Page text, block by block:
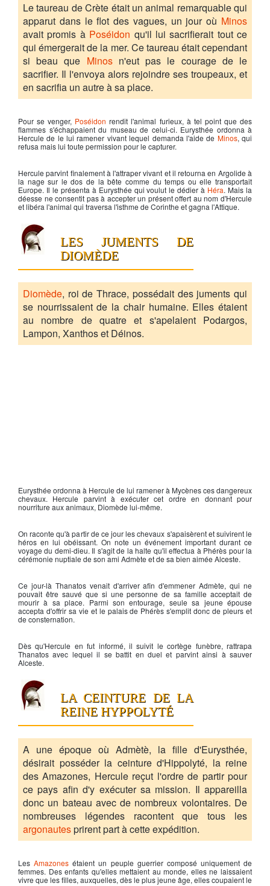
Le taureau de Crète était un animal remarquable qui
apparut dans le flot des vagues, un jour où Minos
avait promis à Poséidon qu'il lui sacrifierait tout ce
qui émergerait de la mer. Ce taureau était cependant
si beau que Minosn'eut pas le courage de le
sacrifier. Il l'envoya alors rejoindre ses troupeaux, et
en sacrifia un autre à sa place.
Pour se venger, Poséidon rendit l'animal furieux, à tel point que des
flammes s'échappaient du museau de celui-ci. Eurysthée ordonna à
Hercule de le lui ramener vivant lequel demanda l'aide de Minos, qui
refusa mais lui toute permission pour le capturer.
Hercule parvint finalement à l'attraper vivant et il retourna en Argolide à
la nage sur le dos de la bête comme du temps ou elle transportait
Europe. Il le présenta à Eurysthée qui voulut le dédier à Héra. Mais la
déesse ne consentit pas à accepter un présent offert au nom d'Hercule
et libéra l'animal qui traversa l'isthme de Corinthe et gagna l'Attique.
LES JUMENTS DE
DIOMÈDE
Diomède, roi de Thrace, possédait des juments qui
se nourrissaient de la chair humaine. Elles étaient
au nombre de quatre et s'apelaient Podargos,
Lampon, Xanthos et Déinos.
Eurysthée ordonna à Hercule de lui ramener à Mycènes ces dangereux
chevaux. Hercule parvint à exécuter cet ordre en donnant pour
nourriture aux animaux, Diomède lui-même.
On raconte qu'à partir de ce jour les chevaux s'apaisèrent et suivirent le
héros en lui obéissant. On note un événement important durant ce
voyage du demi-dieu. Il s'agit de la halte qu'il effectua à Phérès pour la
cérémonie nuptiale de son ami Admète et de sa bien aimée Alceste.
Ce jour-là Thanatos venait d'arriver afin d'emmener Admète, qui ne
pouvait être sauvé que si une personne de sa famille acceptait de
mourir à sa place. Parmi son entourage, seule sa jeune épouse
accepta d'offrir sa vie et le palais de Phérès s'emplit donc de pleurs et
de consternation.
Dès qu'Hercule en fut informé, il suivit le cortège funèbre, rattrapa
Thanatos avec lequel il se battit en duel et parvint ainsi à sauver
Alceste.
LA CEINTURE DE LA
REINE HYPPOLYTÉ
A une époque où Admètè, la fille d'Eurysthée,
désirait posséder la ceinture d'Hippolyté, la reine
des Amazones, Hercule reçut l'ordre de partir pour
ce pays afin d'y exécuter sa mission. Il appareilla
donc un bateau avec de nombreux volontaires. De
nombreuses légendes racontent que tous les
argonautesprirent part à cette expédition.
LesAmazones étaient un peuple guerrier composé uniquement de
femmes. Des enfants qu'elles mettaient au monde, elles ne laissaient
vivre que les filles, auxquelles, dès le plus jeune âge, elles coupaient le